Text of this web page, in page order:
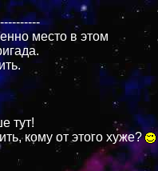
место в этом
тут!
кому от этого хуже?